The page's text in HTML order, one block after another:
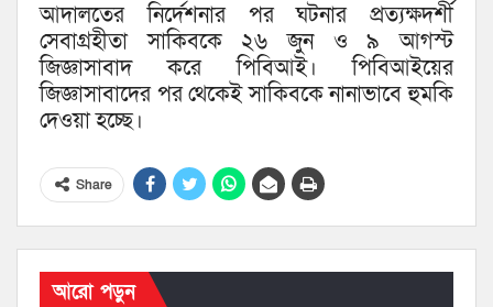
আদালতের নির্দেশনার পর ঘটনার প্রত্যক্ষদর্শী
সেবাগ্রহীতা সাকিবকে ২৬ জুন ও ৯ আগস্ট
জিজ্ঞাসাবাদ করে পিবিআই। পিবিআইয়ের
জিজ্ঞাসাবাদের পর থেকেই সাকিবকে নানাভাবে হুমকি
দেওয়া হচ্ছে।
Share
আরো পড়ুন